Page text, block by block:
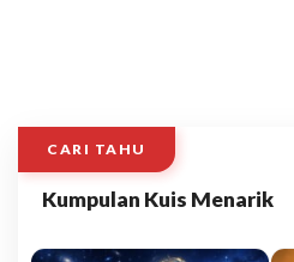
CARI TAHU
Kumpulan Kuis Menarik